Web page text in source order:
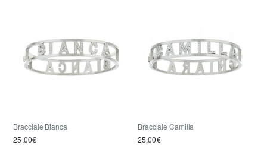
Bracciale Bianca
25,00€
Bracciale Camilla
25,00€